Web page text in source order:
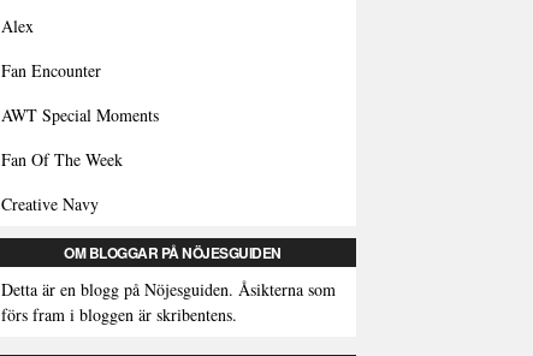
Alex
Fan Encounter
AWT Special Moments
Fan Of The Week
Creative Navy
OM BLOGGAR PÅ NÖJESGUIDEN
Detta är en blogg på Nöjesguiden. Åsikterna som
förs fram i bloggen är skribentens.